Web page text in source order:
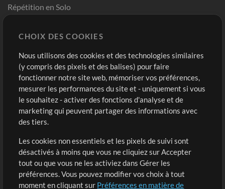
Répétition en Solo
Modèles ProPresenter
Sons
Boutique
Acheter des crédits
Contenu gratuit
Demander les pistes
Extras
Sessions
Soumettre votre contenu
Compte
Connexion
S'inscrire
CHOIX DES COOKIES
Nous utilisons des cookies et des technologies similaires
(y compris des pixels et des balises) pour faire
fonctionner notre site web, mémoriser vos préférences,
mesurer les performances du site et - uniquement si vous
le souhaitez - activer des fonctions d'analyse et de
marketing qui peuvent partager des informations avec
des tiers.
Les cookies non essentiels et les pixels de suivi sont
désactivés à moins que vous ne cliquiez sur Accepter
tout ou que vous ne les activiez dans Gérer les
préférences. Vous pouvez modifier vos choix à tout
moment en cliquant sur Préférences en matière de